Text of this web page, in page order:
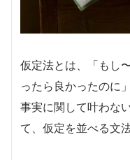
仮定法とは、「もし
ったら良かったのに
事実に関して叶わな
て、仮定を並べる文